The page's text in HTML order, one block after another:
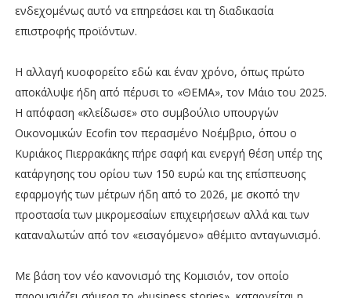
ενδεχομένως αυτό να επηρεάσει και τη διαδικασία
επιστροφής προϊόντων.
Η αλλαγή κυοφορείτο εδώ και έναν χρόνο, όπως πρώτο
αποκάλυψε ήδη από πέρυσι το «ΘΕΜΑ», τον Μάιο του 2025.
Η απόφαση «κλείδωσε» στo συμβούλιο υπουργών
Οικονομικών Ecofin τον περασμένο Νοέμβριο, όπου ο
Κυριάκος Πιερρακάκης πήρε σαφή και ενεργή θέση υπέρ της
κατάργησης του ορίου των 150 ευρώ και της επίσπευσης
εφαρμογής των μέτρων ήδη από το 2026, με σκοπό την
προστασία των μικρομεσαίων επιχειρήσεων αλλά και των
καταναλωτών από τον «εισαγόμενο» αθέμιτο ανταγωνισμό.
Με βάση τον νέο κανονισμό της Κομισιόν, τον οποίο